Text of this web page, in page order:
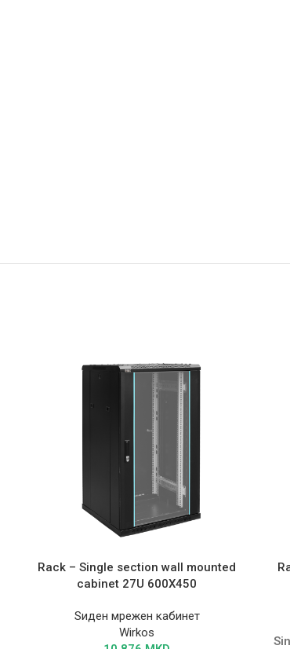
Rack – Single section wall mounted
cabinet 27U 600X450
Ѕиден мрежен кабинет
Wirkos